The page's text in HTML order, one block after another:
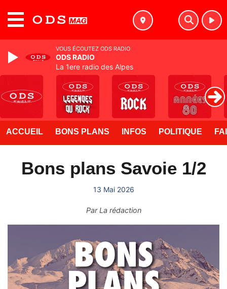
ACCUEIL BONS PLANS INFOS POLITIQUE
Bons plans Savoie 1/2
13 Mai 2026
ParLa rédaction
VOUS ÉCOUTEZ ODS RADIO
ODS RADIO
La 1ere radio des Alpes